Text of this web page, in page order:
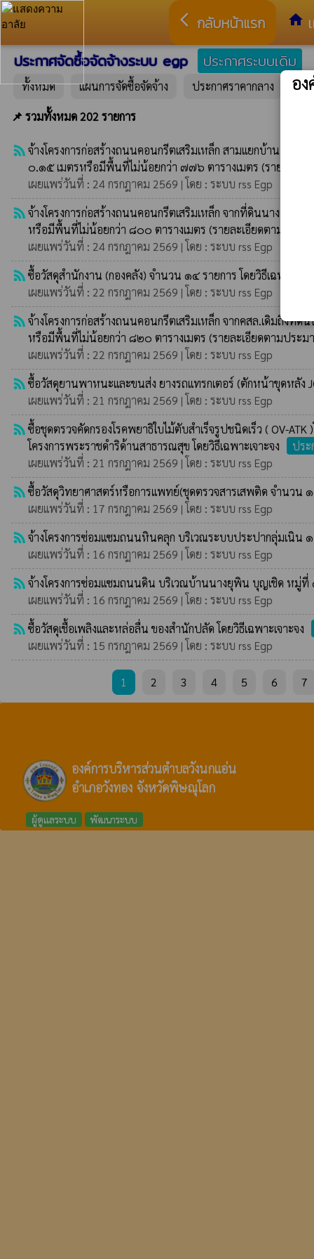
arrow_back_ios กลับหน้าแรก home
ประกาศจัดซื้อจัดจ้างระบบ egp ประกาศระบบเดิม
ทั้งหมด แผนการจัดซื้อจัดจ้าง ประกาศราคากลาง ปร
📌 รวมทั้งหมด 202 รายการ
rss_feedจ้างโครงการก่อสร้างถนนคอนกรีตเสริมเหล็ก สามแยกบ้านนา
๐.๑๕ เมตรหรือมีพื้นที่ไม่น้อยกว่า ๗๗๖ ตารางเมตร (รายละเอีย
เผยแพร่วันที่ : 24 กรกฎาคม 2569 | โดย : ระบบ rss Egp
rss_feedจ้างโครงการก่อสร้างถนนคอนกรีตเสริมเหล็ก จากที่ดินนางปร
หรือมีพื้นที่ไม่น้อยกว่า ๘๐๐ ตารางเมตร (รายละเอียดตามประม
เผยแพร่วันที่ : 24 กรกฎาคม 2569 | โดย : ระบบ rss Egp
rss_feedซื้อวัสดุสำนักงาน (กองคลัง) จำนวน ๑๔ รายการ โดยวิธีเฉพาะเจา
เผยแพร่วันที่ : 22 กรกฎาคม 2569 | โดย : ระบบ rss Egp
rss_feedจ้างโครงการก่อสร้างถนนคอนกรีตเสริมเหล็ก จากคสล.เดิมถึง
หรือมีพื้นที่ไม่น้อยกว่า ๘๒๐ ตารางเมตร (รายละเอียดตามประม
เผยแพร่วันที่ : 22 กรกฎาคม 2569 | โดย : ระบบ rss Egp
rss_feedซื้อวัสดุยานพาหนะและขนส่ง ยางรถแทรกเตอร์ (ตักหน้าขุดหลัง
เผยแพร่วันที่ : 21 กรกฎาคม 2569 | โดย : ระบบ rss Egp
rss_feedซื้อชุดตรวจคัดกรองโรคพยาธิใบไม้ตับสำเร็จรูปชนิดเร็ว ( OV-
โครงการพระราชดำริด้านสาธารณสุข โดยวิธีเฉพาะเจาะจง
ประ
เผยแพร่วันที่ : 21 กรกฎาคม 2569 | โดย : ระบบ rss Egp
rss_feedซื้อวัสดุวิทยาศาสตร์หรือการแพทย์(ชุดตรวจสารเสพติด จำนวน ๑
เผยแพร่วันที่ : 17 กรกฎาคม 2569 | โดย : ระบบ rss Egp
rss_feedจ้างโครงการซ่อมแซมถนนหินคลุก บริเวณระบบประปากลุ่มเนิน
เผยแพร่วันที่ : 16 กรกฎาคม 2569 | โดย : ระบบ rss Egp
rss_feedจ้างโครงการซ่อมแซมถนนดิน บริเวณบ้านนางยุพิน บุญเชิด หมู่ที่
เผยแพร่วันที่ : 16 กรกฎาคม 2569 | โดย : ระบบ rss Egp
rss_feedซื้อวัสดุเชื้อเพลิงและหล่อลื่น ของสำนักปลัด โดยวิธีเฉพาะเจาะจง
เผยแพร่วันที่ : 15 กรกฎาคม 2569 | โดย : ระบบ rss Egp
1 2 3 4 5 6 7
องค์การบริหารส่วนตำบลวังนกแอ่น
อำเภอวังทอง จังหวัดพิษณุโลก
ผู้ดูแลระบบ พัฒนาระบบ
อ